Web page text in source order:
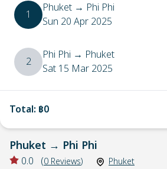
1 Phuket → Phi Phi
Sun 20 Apr 2025
2 Phi Phi → Phuket
Sat 15 Mar 2025
Total: ฿0
Phuket → Phi Phi
0.0 (0 Reviews) Phuket